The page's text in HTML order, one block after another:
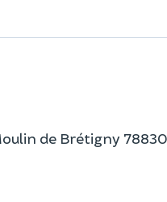
de Brétigny